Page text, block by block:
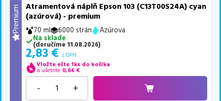
Premium
Atramentová náplň Epson 103 (C13T00S24A) cyan
(azúrová) - premium
70 ml 6000 strán
Azúrova
Na sklade
(doručíme 11.08.2026)
2,83 € s DPH
Vložte ešte 1ks do košíka
a ušetríte 0,66 €
- +